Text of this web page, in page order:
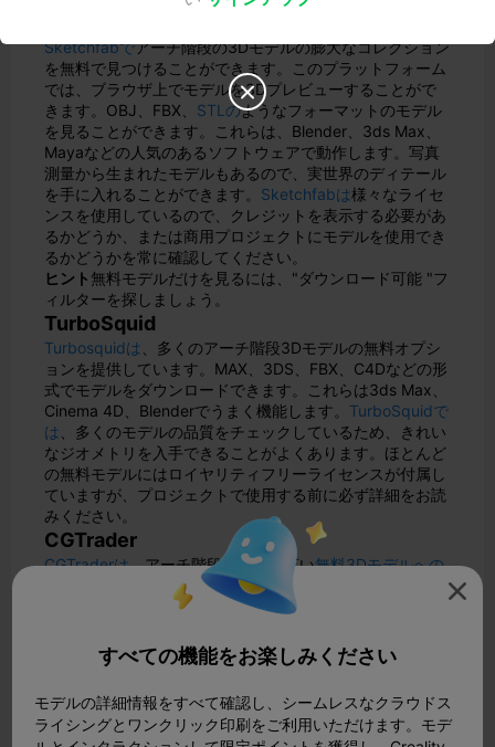
Sketchfabでアーチ階段の3Dモデルの膨大なコレクション
を無料で見つけることができます。このプラットフォーム
では、ブラウザ上でモデルを3Dプレビューすることがで
きます。OBJ、FBX、 STLのようなフォーマットのモデル
を見ることができます。これらは、Blender、3ds Max、
Mayaなどの人気のあるソフトウェアで動作します。写真
測量から生まれたモデルもあるので、実世界のディテール
を手に入れることができます。 Sketchfabは様々なライセ
ンスを使用しているので、クレジットを表示する必要があ
るかどうか、または商用プロジェクトにモデルを使用でき
るかどうかを常に確認してください。
ヒント無料モデルだけを見るには、"ダウンロード可能 "フ
ィルターを探しましょう。
TurboSquid
Turbosquidは
、多くのアーチ階段3Dモデルの無料オプシ
ョンを提供しています。MAX、3DS、FBX、C4Dなどの形
式でモデルをダウンロードできます。これらは3ds Max、
Cinema 4D、Blenderでうまく機能します。 TurboSquidで
は
、多くのモデルの品質をチェックしているため、きれい
なジオメトリを入手できることがよくあります。ほとんど
の無料モデルにはロイヤリティフリーライセンスが付属し
ていますが、プロジェクトで使用する前に必ず詳細をお読
みください。
CGTrader
CGTraderは、アーチ階段を含む幅広い無料3Dモデルへの
アクセスを提供します。OBJ、FBX、BLENDなどのファイ
ルを見つけることができます。これらのモデルは、
CGTraderにはフォトグラメトリーで作られたモデル
もあり、リアルなテクスチャや形状を得ることができま
ジットを表示する必要があるかどうか、またはビジネスで
使用できるかどうかを知ることができます。


すべての機能をお楽しみください
モデルの詳細情報をすべて確認し、シームレスなクラウドス
ライシングとワンクリック印刷をご利用いただけます。モデ